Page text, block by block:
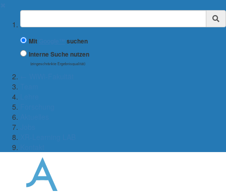
Suchbegriff
Mit
suchen
Interne Suche nutzen
(eingeschränkte Ergebnisqualität)